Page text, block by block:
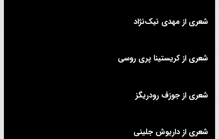
شعری از مهدی نیک‌نژاد
شعری از کریستینا پری روسی
شعری از جوزف رودریگز
شعری از داریوش جلینی